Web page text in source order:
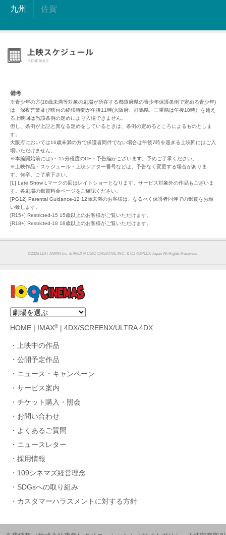
九州 佐賀
備考
※青少年の方(18歳未満等対象の劇場が所在する都道府県の青少年保護条例で定める青少年)
は、深夜営業及び映画の終映時間が午後11時(大阪府、群馬県、三重県は午後10時）を越え
る上映回は当該条例の定めにより入場できません。
但し、条例が上記と異なる定めをしているときは、条例の定めるところによるものとしま
す。
大阪府においては16歳未満の方で保護者同伴でない場合は午後7時を過ぎる上映回にはご入
場いただけません。
※本編開始前には5～15分程度のCF・予告編がございます。予めご了承ください。
※上映作品・スケジュール・上映シアター番号などは、予告なく変更する場合がありま
す。何卒、ご了承下さい。
[L] Late Show Lマークの回はレイトショーとなります。サービス対象外の作品もございま
す。各劇場の鑑賞料金ページをご確認ください。
[PG12] Parental Guidance-12 12歳未満のお客様は、なるべく保護者同伴での鑑賞をお願
い致します。
[R15+] Restricted-15 15歳以上のお客様がご覧いただけます。
[R18+] Restricted-18 18歳以上のお客様がご覧いただけます。
©︎2026 LDH JAPAN Inc. & AVEX MUSIC CREATIVE INC. & CJ 4DPLEX Japan All Rights Reserved.
HOME IMAX®| 4DX/SCREENX/ULTRA 4DX
上映中の作品
公開予定作品
ニュース・キャンペーン
サービス案内
チケット購入・照会
お問い合わせ
よくあるご質問
ニュースレター
採用情報
109シネマズ経営理念
SDGsへの取り組み
カスタマーハラスメントに対する方針